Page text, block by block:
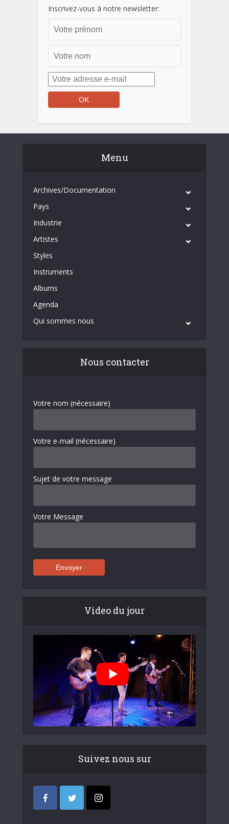
Inscrivez-vous à notre newsletter:
Menu
Archives/Documentation
Pays
Industrie
Artistes
Styles
Instruments
Albums
Agenda
Qui sommes nous
Nous contacter
Votre nom (nécessaire)
Votre e-mail (nécessaire)
Sujet de votre message
Votre Message
Video du jour
Suivez nous sur